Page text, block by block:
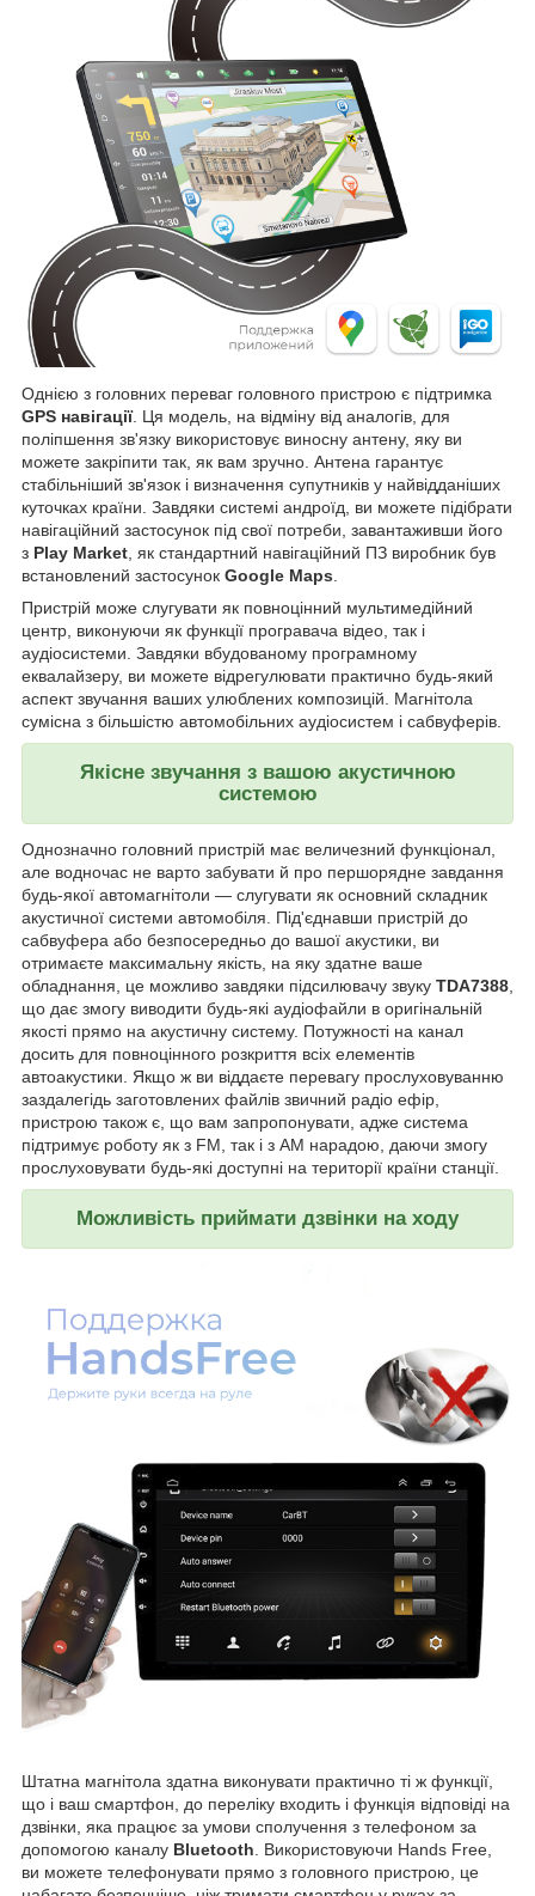
Однією з головних переваг головного пристрою є підтримка
GPS навігації. Ця модель, на відміну від аналогів, для
поліпшення зв'язку використовує виносну антену, яку ви
можете закріпити так, як вам зручно. Антена гарантує
стабільніший зв'язок і визначення супутників у найвідданіших
куточках країни. Завдяки системі андроїд, ви можете підібрати
навігаційний застосунок під свої потреби, завантаживши його
з Play Market , як стандартний навігаційний ПЗ виробник був
встановлений застосунок Google Maps
Пристрій може слугувати як повноцінний мультимедійний
центр, виконуючи як функції програвача відео, так і
аудіосистеми. Завдяки вбудованому програмному
еквалайзеру, ви можете відрегулювати практично будь-який
аспект звучання ваших улюблених композицій. Магнітола
сумісна з більшістю автомобільних аудіосистем і сабвуферів.
Якісне звучання з вашою акустичною
системою
Однозначно головний пристрій має величезний функціонал,
але водночас не варто забувати й про першорядне завдання
будь-якої автомагнітоли — слугувати як основний складник
акустичної системи автомобіля. Під'єднавши пристрій до
сабвуфера або безпосередньо до вашої акустики, ви
отримаєте максимальну якість, на яку здатне ваше
обладнання, це можливо завдяки підсилювачу звуку TDA7388
що дає змогу виводити будь-які аудіофайли в оригінальній
якості прямо на акустичну систему. Потужності на канал
досить для повноцінного розкриття всіх елементів
автоакустики. Якщо ж ви віддаєте перевагу прослуховуванню
заздалегідь заготовлених файлів звичний радіо ефір,
пристрою також є, що вам запропонувати, адже система
підтримує роботу як з FM, так і з AM нарадою, даючи змогу
прослуховувати будь-які доступні на території країни станції.
Можливість приймати дзвінки на ходу
Штатна магнітола здатна виконувати практично ті ж функції,
що і ваш смартфон, до переліку входить і функція відповіді на
дзвінки, яка працює за умови сполучення з телефоном за
допомогою каналу Bluetooth. Використовуючи Hands Free,
ви можете телефонувати прямо з головного пристрою, це